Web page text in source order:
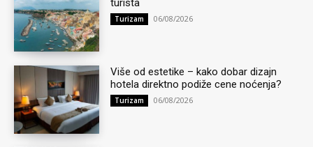
Turizam 06/08/2026
Više od estetike – kako dobar dizajn
hotela direktno podiže cene noćenja?
Turizam 06/08/2026